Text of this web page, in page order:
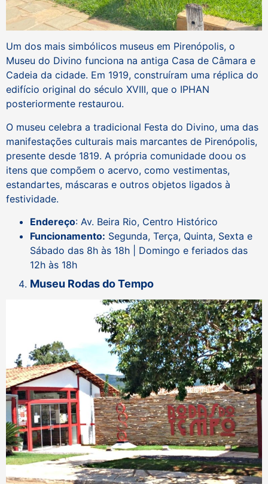
Um dos mais simbólicos museus em Pirenópolis, o
Museu do Divino funciona na antiga Casa de Câmara e
Cadeia da cidade. Em 1919, construíram uma réplica do
edifício original do século XVIII, que o IPHAN
posteriormente restaurou.
O museu celebra a tradicional Festa do Divino, uma das
manifestações culturais mais marcantes de Pirenópolis,
presente desde 1819. A própria comunidade doou os
itens que compõem o acervo, como vestimentas,
estandartes, máscaras e outros objetos ligados à
festividade.
Endereço: Av. Beira Rio, Centro Histórico
Funcionamento: Segunda, Terça, Quinta, Sexta e
Sábado das 8h às 18h | Domingo e feriados das
12h às 18h
Museu Rodas do Tempo